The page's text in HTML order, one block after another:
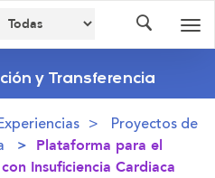
y Transferencia
Proyectos de
Plataforma para el
Insuficiencia Cardiaca